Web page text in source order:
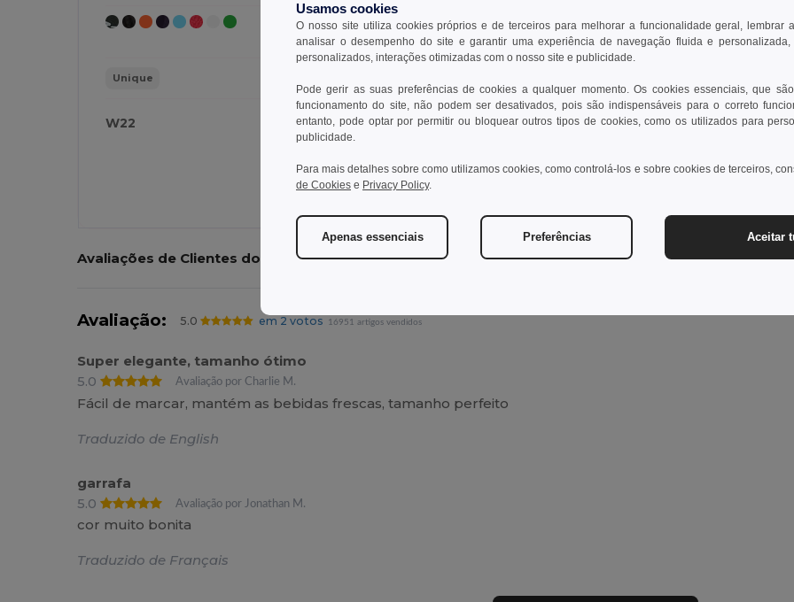
Unique
W22 W22
Ver Produto
W22
Ver
Avaliações de Clientes do Produto
Avaliação: 5.0 em 2 votos 16951 artigos vendidos
Super elegante, tamanho ótimo
5.0
Avaliação por Charlie M.
Fácil de marcar, mantém as bebidas frescas, tamanho perfeito
Traduzido de English
garrafa
5.0
Avaliação por Jonathan M.
cor muito bonita
Traduzido de Français
Usamos cookies
O nosso site utiliza cookies próprios e de terceiros para melhorar a funcionalidade geral, lembrar
analisar o desempenho do site e garantir uma experiência de navegação fluida e personalizada,
personalizados, interações otimizadas com o nosso site e publicidade.
Pode gerir as suas preferências de cookies a qualquer momento. Os cookies essenciais, que
funcionamento do site, não podem ser desativados, pois são indispensáveis para o correto
entanto, pode optar por permitir ou bloquear outros tipos de cookies, como os utilizados para
publicidade.
Para mais detalhes sobre como utilizamos cookies, como controlá-los e sobre cookies de terceiros,
de Cookies e Privacy Policy.
Apenas essenciais Preferências Aceitar